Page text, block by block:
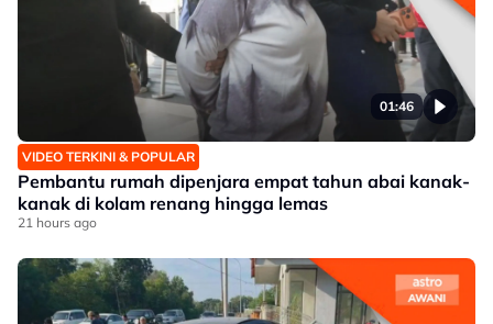
01:46
VIDEO TERKINI & POPULAR
Pembantu rumah dipenjara empat tahun abai kanak-
kanak di kolam renang hingga lemas
21 hours ago